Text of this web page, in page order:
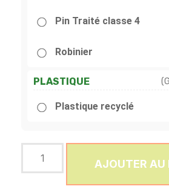
Pin Traité classe 4
Robinier
PLASTIQUE
Plastique recyclé
AJOUTER AU